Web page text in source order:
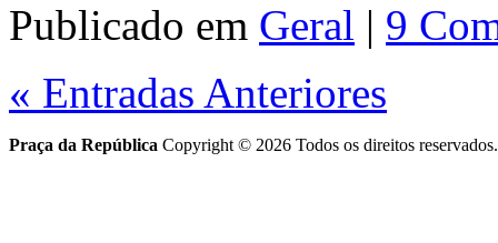
Publicado em Geral | 9
« Entradas Anteriores
Praça da República Copyright © 2026 Todos os direitos reservados.